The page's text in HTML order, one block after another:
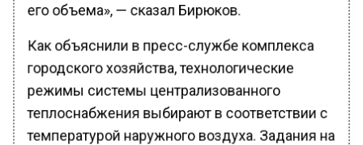
его объема», — сказал Бирюков.
Как объяснили в пресс-службе комплекса
городского хозяйства, технологические
режимы системы централизованного
теплоснабжения выбирают в соответствии с
температурой наружного воздуха. Задания на